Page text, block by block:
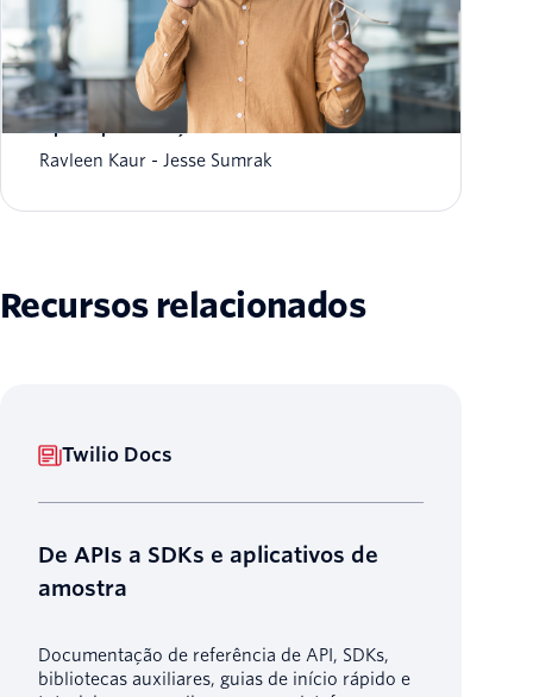
Call center em nuvem: o que é, como funciona
e principais soluções
Ravleen Kaur
Jesse Sumrak
Recursos relacionados
Twilio Docs
De APIs a SDKs e aplicativos de
amostra
Documentação de referência de API, SDKs,
bibliotecas auxiliares, guias de início rápido e